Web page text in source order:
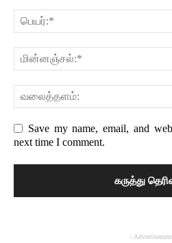
Save my name, email, and
next time I comment.
-